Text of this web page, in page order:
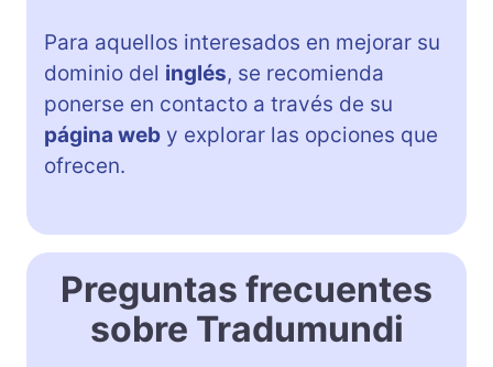
Para aquellos interesados en mejorar su
dominio del inglés, se recomienda
ponerse en contacto a través de su
página web y explorar las opciones que
ofrecen.
Preguntas frecuentes
sobre Tradumundi